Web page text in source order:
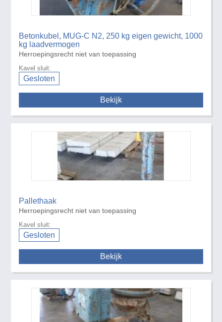
Betonkubel, MUG-C N2, 250 kg eigen gewicht, 1000
kg laadvermogen
Herroepingsrecht niet van toepassing
Kavel sluit:
Gesloten
Bekijk
Pallethaak
Herroepingsrecht niet van toepassing
Kavel sluit:
Gesloten
Bekijk